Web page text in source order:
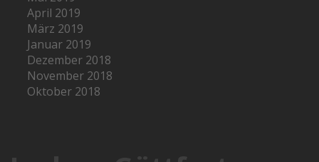
April 2019
März 2019
Januar 2019
Dezember 2018
November 2018
Oktober 2018